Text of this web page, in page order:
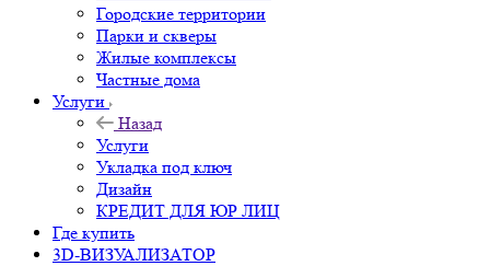
Городские территории
Парки и скверы
Жилые комплексы
Частные дома
Услуги
Назад
Услуги
Укладка под ключ
Дизайн
КРЕДИТ ДЛЯ ЮР ЛИЦ
Где купить
3D-ВИЗУАЛИЗАТОР